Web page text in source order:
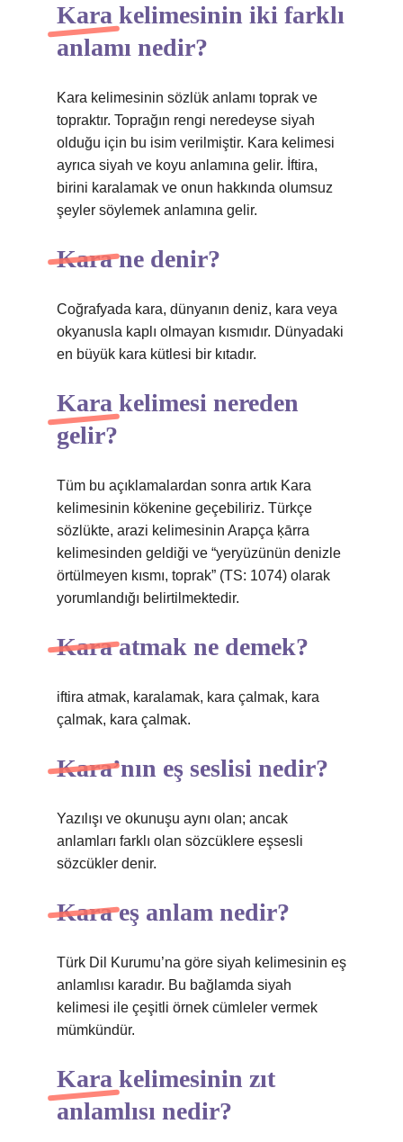
Kara kelimesinin iki farklı
anlamı nedir?
Kara kelimesinin sözlük anlamı toprak ve
topraktır. Toprağın rengi neredeyse siyah
olduğu için bu isim verilmiştir. Kara kelimesi
ayrıca siyah ve koyu anlamına gelir. İftira,
birini karalamak ve onun hakkında olumsuz
şeyler söylemek anlamına gelir.
Kara ne denir?
Coğrafyada kara, dünyanın deniz, kara veya
okyanusla kaplı olmayan kısmıdır. Dünyadaki
en büyük kara kütlesi bir kıtadır.
Kara kelimesi nereden
gelir?
Tüm bu açıklamalardan sonra artık Kara
kelimesinin kökenine geçebiliriz. Türkçe
sözlükte, arazi kelimesinin Arapça ķārra
kelimesinden geldiği ve “yeryüzünün denizle
örtülmeyen kısmı, toprak” (TS: 1074) olarak
yorumlandığı belirtilmektedir.
Kara atmak ne demek?
iftira atmak, karalamak, kara çalmak, kara
çalmak, kara çalmak.
Kara’nın eş seslisi nedir?
Yazılışı ve okunuşu aynı olan; ancak
anlamları farklı olan sözcüklere eşsesli
sözcükler denir.
Kara eş anlam nedir?
Türk Dil Kurumu’na göre siyah kelimesinin eş
anlamlısı karadır. Bu bağlamda siyah
kelimesi ile çeşitli örnek cümleler vermek
mümkündür.
Kara kelimesinin zıt
anlamlısı nedir?